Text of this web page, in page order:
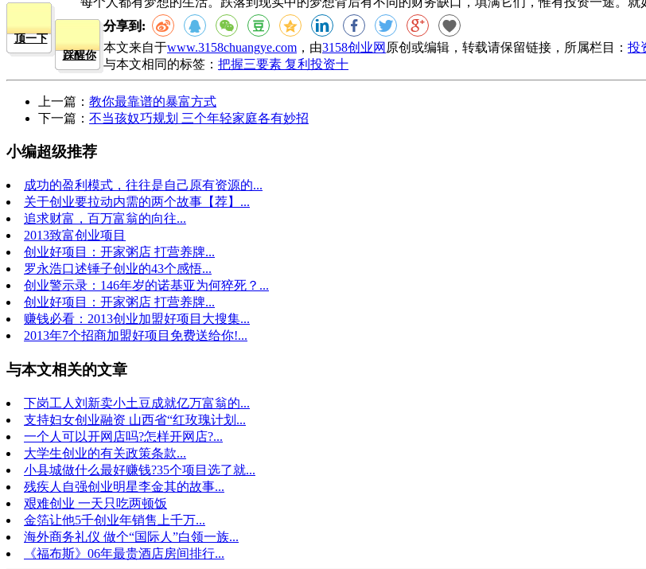
顶一下
踩醒你
分享到:
本文来自于www.3158chuangye.com ，由3158创业网 原创或编辑，转载请保留链接，所属栏目： 投
与本文相同的标签： 把握三要素 复利投资十
上一篇： 教你最靠谱的暴富方式
下一篇： 不当孩奴巧规划 三个年轻家庭各有妙招
小编超级推荐
成功的盈利模式，往往是自己原有资源的...
关于创业要拉动内需的两个故事【荐】...
追求财富，百万富翁的向往...
2013致富创业项目
创业好项目：开家粥店 打营养牌...
罗永浩口述锤子创业的43个感悟...
创业警示录：146年岁的诺基亚为何猝死？...
创业好项目：开家粥店 打营养牌...
赚钱必看：2013创业加盟好项目大搜集...
2013年7个招商加盟好项目免费送给你!...
与本文相关的文章
下岗工人刘新卖小土豆成就亿万富翁的...
支持妇女创业融资 山西省“红玫瑰计划...
一个人可以开网店吗?怎样开网店?...
大学生创业的有关政策条款...
小县城做什么最好赚钱?35个项目选了就...
残疾人自强创业明星李金其的故事...
艰难创业 一天只吃两顿饭
金箔让他5千创业年销售上千万...
海外商务礼仪 做个“国际人”白领一族...
《福布斯》06年最贵酒店房间排行...